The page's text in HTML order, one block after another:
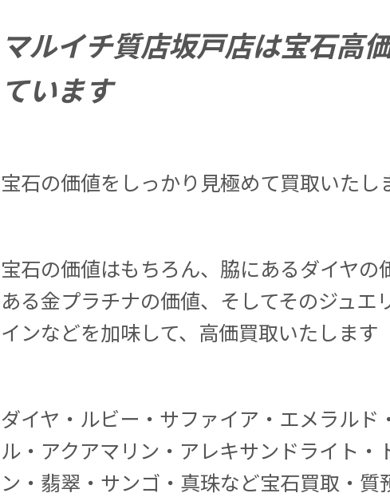
マルイチ質店坂戸店は宝石高
ています
宝石の価値をしっかり見極めて買取いたし
宝石の価値はもちろん、脇にあるダイヤの
ある金プラチナの価値、そしてそのジュエ
インなどを加味して、高価買取いたします
ダイヤ・ルビー・サファイア・エメラルド
ル・アクアマリン・アレキサンドライト・
ン・翡翠・サンゴ・真珠など宝石買取・質